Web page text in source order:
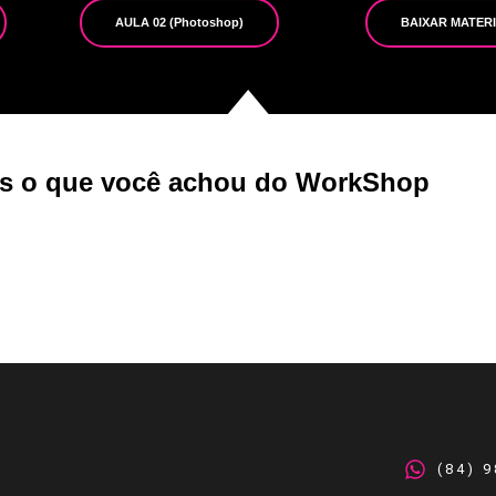
AULA 02 (Photoshop) BAIXAR
o que você achou do WorkShop
(84)